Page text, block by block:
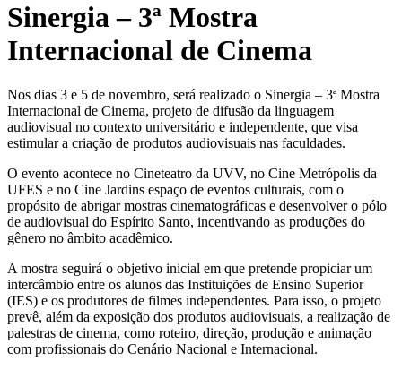
Sinergia – 3ª Mostra
Internacional de Cinema
Nos dias 3 e 5 de novembro, será realizado o Sinergia – 3ª Mostra
Internacional de Cinema, projeto de difusão da linguagem
audiovisual no contexto universitário e independente, que visa
estimular a criação de produtos audiovisuais nas faculdades.
O evento acontece no Cineteatro da UVV, no Cine Metrópolis da
UFES e no Cine Jardins espaço de eventos culturais, com o
propósito de abrigar mostras cinematográficas e desenvolver o pólo
de audiovisual do Espírito Santo, incentivando as produções do
gênero no âmbito acadêmico.
A mostra seguirá o objetivo inicial em que pretende propiciar um
intercâmbio entre os alunos das Instituições de Ensino Superior
(IES) e os produtores de filmes independentes. Para isso, o projeto
prevê, além da exposição dos produtos audiovisuais, a realização de
palestras de cinema, como roteiro, direção, produção e animação
com profissionais do Cenário Nacional e Internacional.